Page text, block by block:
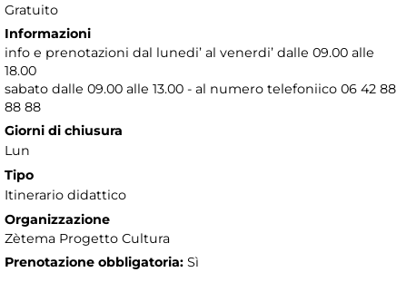
Gratuito
Informazioni
info e prenotazioni dal lunedi’ al venerdi’ dalle 09.00 alle
18.00
sabato dalle 09.00 alle 13.00 - al numero telefoniico 06 42 88
88 88
Giorni di chiusura
Lun
Tipo
Itinerario didattico
Organizzazione
Zètema Progetto Cultura
Prenotazione obbligatoria: Sì